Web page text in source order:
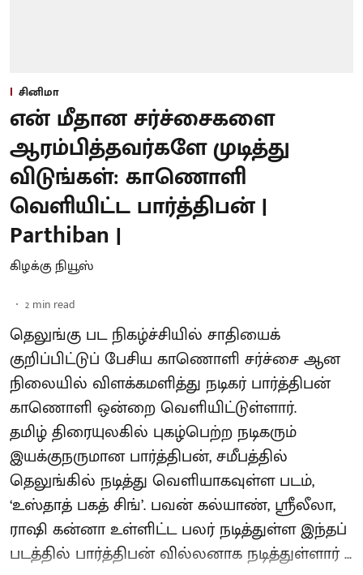
சினிமா
என் மீதான சர்ச்சைகளை
ஆரம்பித்தவர்களே முடித்து
விடுங்கள்: காணொளி
வெளியிட்ட பார்த்திபன் |
Parthiban |
கிழக்கு நியூஸ்
2 min read
தெலுங்கு பட நிகழ்ச்சியில் சாதியைக்
குறிப்பிட்டுப் பேசிய காணொளி சர்ச்சை ஆன
நிலையில் விளக்கமளித்து நடிகர் பார்த்திபன்
காணொளி ஒன்றை வெளியிட்டுள்ளார்.
தமிழ் திரையுலகில் புகழ்பெற்ற நடிகரும்
இயக்குநருமான பார்த்திபன், சமீபத்தில்
தெலுங்கில் நடித்து வெளியாகவுள்ள படம்,
‘உஸ்தாத் பகத் சிங்’. பவன் கல்யாண், ஸ்ரீலீலா,
ராஷி கன்னா உள்ளிட்ட பலர் நடித்துள்ள இந்தப்
படத்தில் பார்த்திபன் வில்லனாக நடித்துள்ளார் ...